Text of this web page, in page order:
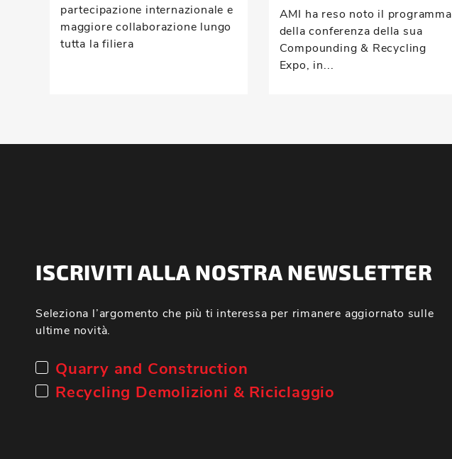
partecipazione internazionale e
maggiore collaborazione lungo
tutta la filiera
AMI ha reso noto il programma
della conferenza della sua
Compounding & Recycling
Expo, in...
ISCRIVITI ALLA NOSTRA NEWSLETTER
Seleziona l’argomento che più ti interessa per rimanere aggiornato sulle
ultime novità.
Quarry and Construction
Recycling Demolizioni & Riciclaggio